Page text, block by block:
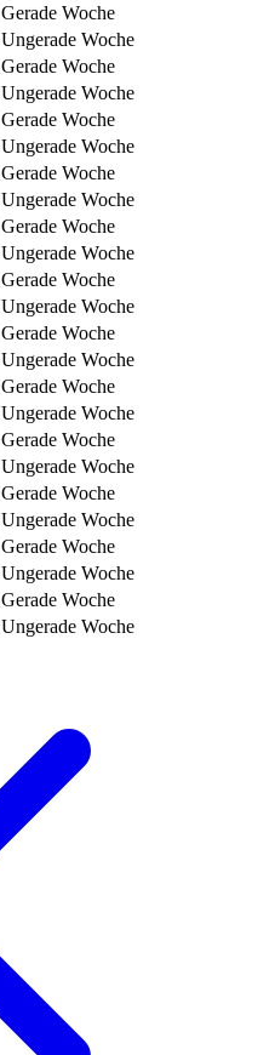
Gerade Woche
Ungerade Woche
Gerade Woche
Ungerade Woche
Gerade Woche
Ungerade Woche
Gerade Woche
Ungerade Woche
Gerade Woche
Ungerade Woche
Gerade Woche
Ungerade Woche
Gerade Woche
Ungerade Woche
Gerade Woche
Ungerade Woche
Gerade Woche
Ungerade Woche
Gerade Woche
Ungerade Woche
Gerade Woche
Ungerade Woche
Gerade Woche
Ungerade Woche